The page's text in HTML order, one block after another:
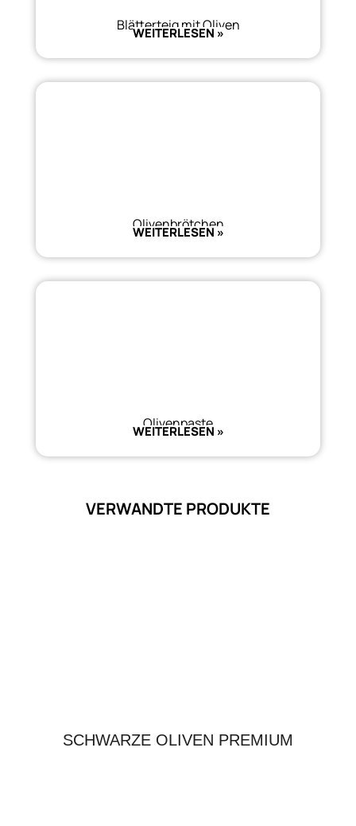
Blätterteig mit Oliven
WEITERLESEN »
Olivenbrötchen
WEITERLESEN »
Olivenpaste
WEITERLESEN »
VERWANDTE PRODUKTE
SCHWARZE OLIVEN PREMIUM